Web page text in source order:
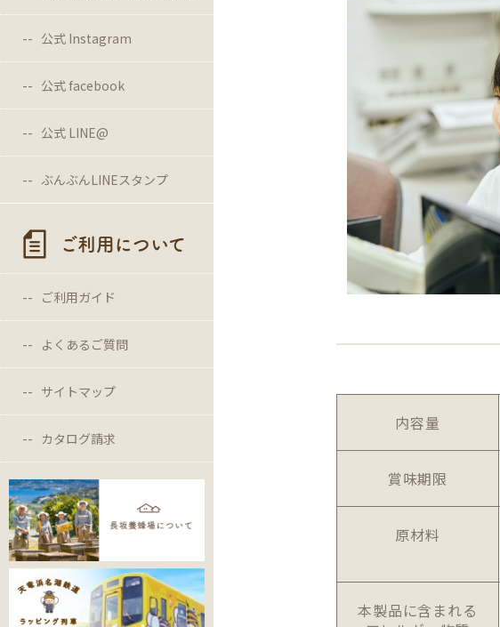
公式 Instagram
公式 facebook
公式 LINE@
ぶんぶんLINEスタンプ
ご利用について
ご利用ガイド
よくあるご質問
サイトマップ
カタログ請求
内容量
賞味期限
原材料
本製品に含まれる